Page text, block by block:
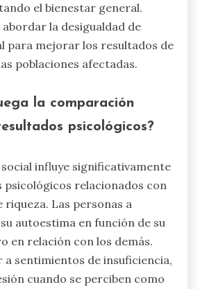
el bienestar general.
la desigualdad de
para mejorar los resultados de
poblaciones afectadas.
la comparación
psicológicos?
influye significativamente
psicológicos relacionados con
riqueza. Las personas a
autoestima en función de su
en relación con los demás.
a sentimientos de insuficiencia,
cuando se perciben como